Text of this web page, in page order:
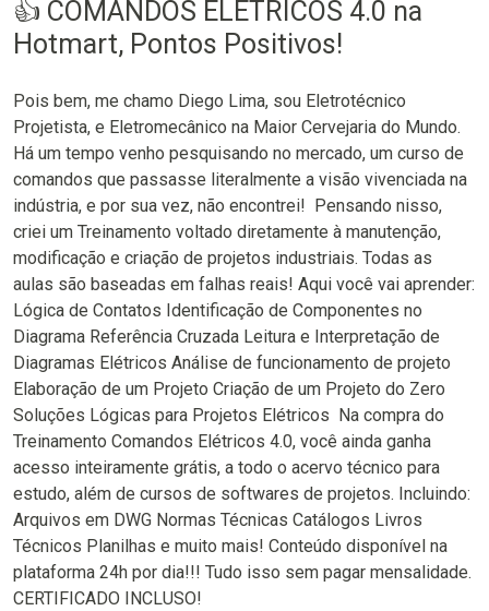
👍 COMANDOS ELÉTRICOS 4.0 na
Hotmart, Pontos Positivos!
Pois bem, me chamo Diego Lima, sou Eletrotécnico
Projetista, e Eletromecânico na Maior Cervejaria do Mundo.⁣ ⁣
Há um tempo venho pesquisando no mercado, um curso de
comandos que passasse literalmente a visão vivenciada na
indústria, e por sua vez, não encontrei!⁣ ⁣ Pensando nisso,
criei um Treinamento voltado diretamente à manutenção,
modificação e criação de projetos industriais. Todas as
aulas são baseadas em falhas reais! Aqui você vai aprender:
Lógica de Contatos Identificação de Componentes no
Diagrama Referência Cruzada Leitura e Interpretação de
Diagramas Elétricos Análise de funcionamento de projeto
Elaboração de um Projeto Criação de um Projeto do Zero
Soluções Lógicas para Projetos Elétricos ⁣ Na compra do
Treinamento Comandos Elétricos 4.0, você ainda ganha
acesso inteiramente grátis, a todo o acervo técnico para
estudo, além de cursos de softwares de projetos. Incluindo:
Arquivos em DWG Normas Técnicas Catálogos Livros
Técnicos Planilhas e muito mais! Conteúdo disponível na
plataforma 24h por dia!!! Tudo isso sem pagar mensalidade.
CERTIFICADO INCLUSO!